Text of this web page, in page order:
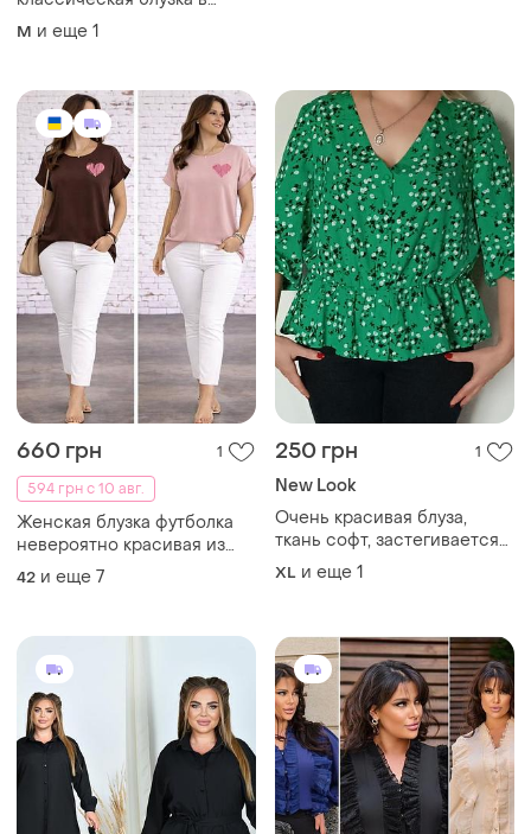
принт гусиная лапка из
ткани софт, размер m
M и еще 1
660 грн
1
594 грн с 10 авг.
Женская блузка футболка
невероятно красивая из
легкой ткани софт норма и
батал
42 и еще 7
250 грн 1
New Look
Очень красивая блуза,
ткань софт, застегивается
на пуговицы, очень удобная
и легкая, стан идеален!
XL и еще 1